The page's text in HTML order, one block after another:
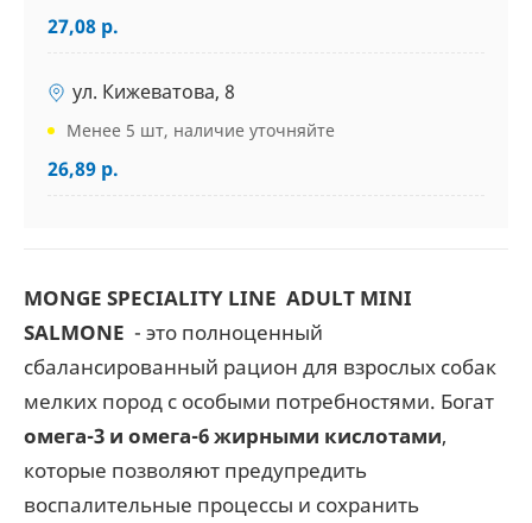
27,08 р.
ул. Кижеватова, 8
Менее 5 шт, наличие уточняйте
26,89 р.
MONGE SPECIALITY LINE ADULT MINI
SALMONE - это полноценный
сбалансированный рацион для взрослых собак
мелких пород с особыми потребностями. Богат
омега-3 и омега-6 жирными кислотами,
которые позволяют предупредить
воспалительные процессы и сохранить